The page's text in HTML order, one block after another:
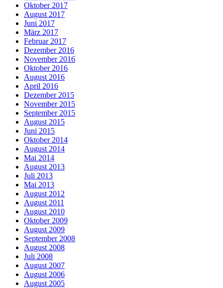
Oktober 2017
August 2017
Juni 2017
März 2017
Februar 2017
Dezember 2016
November 2016
Oktober 2016
August 2016
April 2016
Dezember 2015
November 2015
September 2015
August 2015
Juni 2015
Oktober 2014
August 2014
Mai 2014
August 2013
Juli 2013
Mai 2013
August 2012
August 2011
August 2010
Oktober 2009
August 2009
September 2008
August 2008
Juli 2008
August 2007
August 2006
August 2005